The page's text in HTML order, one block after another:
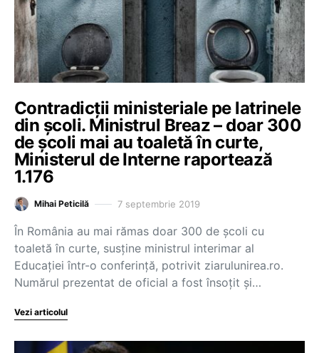
Contradicţii ministeriale pe latrinele
din şcoli. Ministrul Breaz – doar 300
de şcoli mai au toaletă în curte,
Ministerul de Interne raportează
1.176
Mihai Peticilă 7 septembrie 2019
În România au mai rămas doar 300 de şcoli cu
toaletă în curte, susţine ministrul interimar al
Educaţiei într-o conferinţă, potrivit ziarulunirea.ro.
Numărul prezentat de oficial a fost însoţit şi…
Vezi articolul